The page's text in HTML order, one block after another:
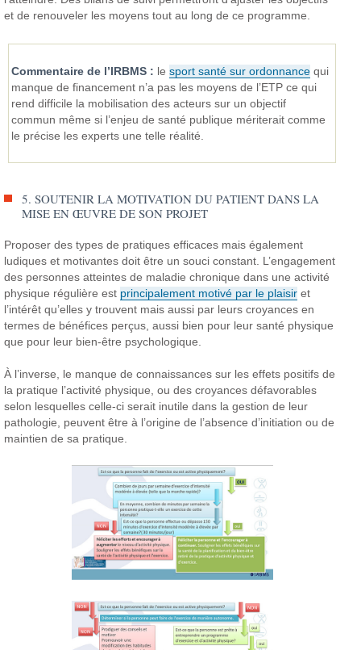
et de renouveler les moyens tout au long de ce programme.
Commentaire de l’IRBMS : lesport santé sur ordonnance qui
manque de financement n’a pas les moyens de l’ETP ce qui
rend difficile la mobilisation des acteurs sur un objectif
commun même si l’enjeu de santé publique mériterait comme
le précise les experts une telle réalité.
5. SOUTENIR LA MOTIVATION DU PATIENT DANS LA
MISE EN ŒUVRE DE SON PROJET
Proposer des types de pratiques efficaces mais également
ludiques et motivantes doit être un souci constant. L’engagement
des personnes atteintes de maladie chronique dans une activité
physique régulière est principalement motivé par le plaisir et
l’intérêt qu’elles y trouvent mais aussi par leurs croyances en
termes de bénéfices perçus, aussi bien pour leur santé physique
que pour leur bien-être psychologique.
À l’inverse, le manque de connaissances sur les effets positifs de
la pratique l’activité physique, ou des croyances défavorables
selon lesquelles celle-ci serait inutile dans la gestion de leur
pathologie, peuvent être à l’origine de l’absence d’initiation ou de
maintien de sa pratique.